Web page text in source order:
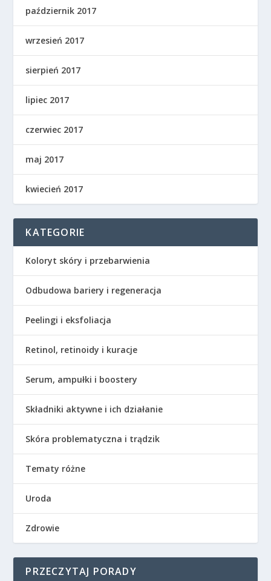
październik 2017
wrzesień 2017
sierpień 2017
lipiec 2017
czerwiec 2017
maj 2017
kwiecień 2017
KATEGORIE
Koloryt skóry i przebarwienia
Odbudowa bariery i regeneracja
Peelingi i eksfoliacja
Retinol, retinoidy i kuracje
Serum, ampułki i boostery
Składniki aktywne i ich działanie
Skóra problematyczna i trądzik
Tematy różne
Uroda
Zdrowie
PRZECZYTAJ PORADY